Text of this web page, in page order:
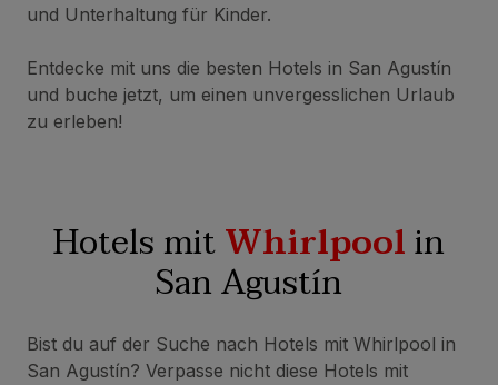
und Unterhaltung für Kinder.
Entdecke mit uns die besten Hotels in San Agustín
und buche jetzt, um einen unvergesslichen Urlaub
zu erleben!
Hotels mitWhirlpoolin
San Agustín
Bist du auf der Suche nach Hotels mit Whirlpool in
San Agustín? Verpasse nicht diese Hotels mit